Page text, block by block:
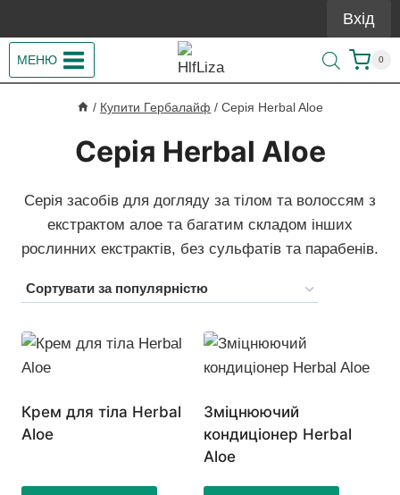
до
вмісту
Вхід
МЕНЮ 0
/ Купити Гербалайф / Серія Herbal Aloe
Серія Herbal Aloe
Серія засобів для догляду за тілом та волоссям з
екстрактом алое та багатим складом інших
рослинних екстрактів, без сульфатів та парабенів.
Крем для тіла Herbal
Aloe
Зміцнюючий
кондиціонер Herbal
Aloe